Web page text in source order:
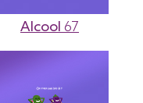
Alcool 67